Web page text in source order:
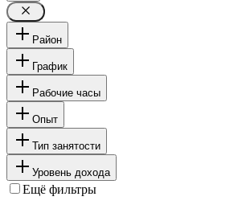
Район
График
Рабочие часы
Опыт
Тип занятости
Уровень дохода
Ещё фильтры